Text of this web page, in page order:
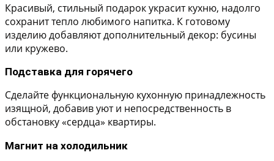
Красивый, стильный подарок украсит кухню, надолго
сохранит тепло любимого напитка. К готовому
изделию добавляют дополнительный декор: бусины
или кружево.
Подставка для горячего
Сделайте функциональную кухонную принадлежность
изящной, добавив уют и непосредственность в
обстановку «сердца» квартиры.
Магнит на холодильник